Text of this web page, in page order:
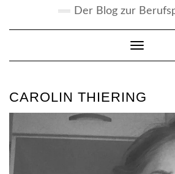
Der Blog zur
Toggle
CAROLIN THIERING